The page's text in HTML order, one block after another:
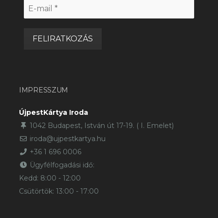
mail
*
IMPRESSZUM
ÚjpestKártya Iroda
1042 Budapest, István út 17-19. ( I. Emelet)
iroda@ujpestkartya.hu
+36 1 696 0006
Ügyfélfogadási idő:
Kedd: 8:00 - 12:00
Csütörtök: 13:00 - 17:00